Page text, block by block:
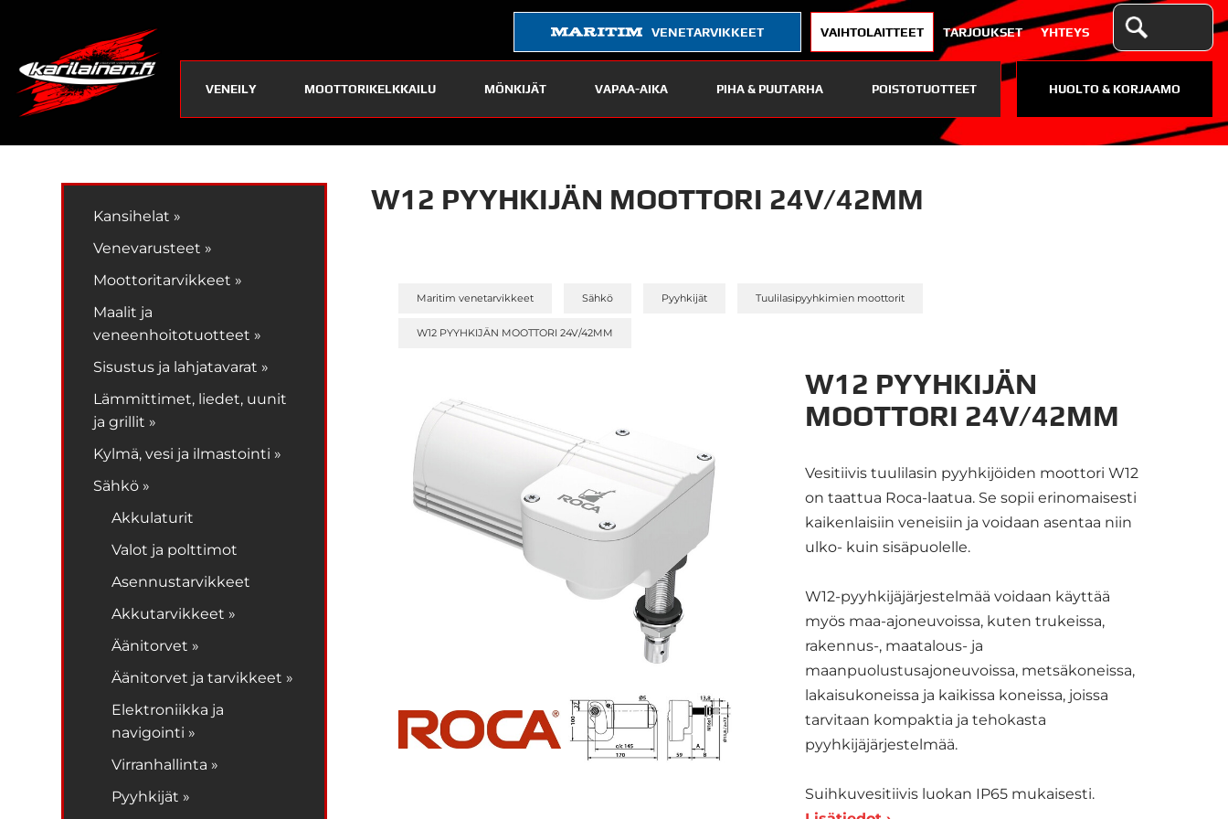
VENETARVIKKEET VAIHTOLAITTEET TARJOUKSET YHTEYS
VENEILY MOOTTORIKELKKAILU MÖNKIJÄT VAPAA-AIKA PIHA & PUUTARHA POISTOTUOTTEET HUOLTO & KORJAAMO
Kansihelat »
Venevarusteet »
Moottoritarvikkeet »
Maalit ja
veneenhoitotuotteet »
Sisustus ja lahjatavarat »
Lämmittimet, liedet, uunit
ja grillit »
Kylmä, vesi ja ilmastointi »
Sähkö »
Akkulaturit
Valot ja polttimot
Asennustarvikkeet
Akkutarvikkeet »
Äänitorvet »
Äänitorvet ja tarvikkeet »
Elektroniikka ja
navigointi »
Virranhallinta »
Pyyhkijät »
W12 PYYHKIJÄN MOOTTORI 24V/42MM
Maritim venetarvikkeet Sähkö Pyyhkijät Tuulilasipyyhkimien moottorit
W12 PYYHKIJÄN MOOTTORI 24V/42MM
W12 PYYHKIJÄN
MOOTTORI 24V/42MM
Vesitiivis tuulilasin pyyhkijöiden moottori W12
on taattua Roca-laatua. Se sopii erinomaisesti
kaikenlaisiin veneisiin ja voidaan asentaa niin
ulko- kuin sisäpuolelle.
W12-pyyhkijäjärjestelmää voidaan käyttää
myös maa-ajoneuvoissa, kuten trukeissa,
rakennus-, maatalous- ja
maanpuolustusajoneuvoissa, metsäkoneissa,
lakaisukoneissa ja kaikissa koneissa, joissa
tarvitaan kompaktia ja tehokasta
pyyhkijäjärjestelmää.
Suihkuvesitiivis luokan IP65 mukaisesti.